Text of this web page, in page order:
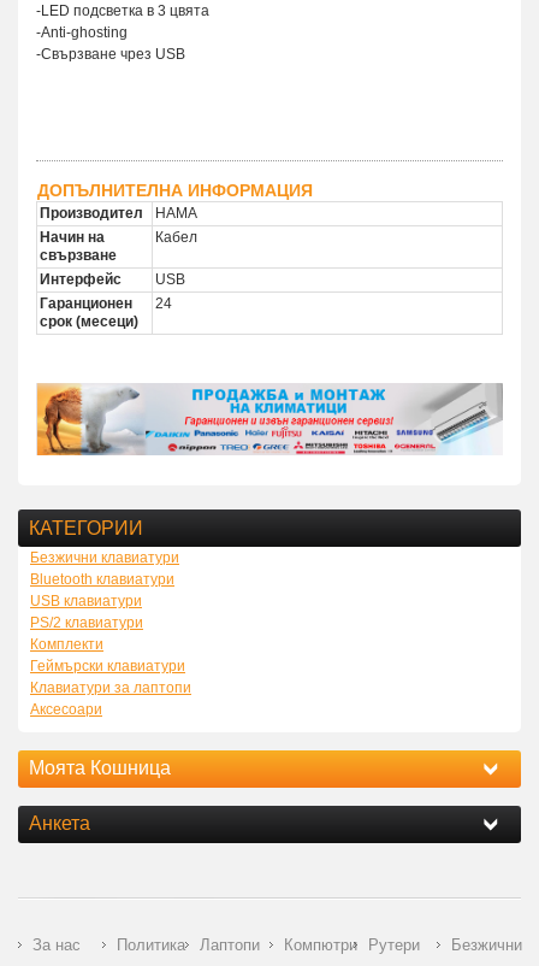
-LED подсветка в 3 цвята
-Anti-ghosting
-Свързване чрез USB
ДОПЪЛНИТЕЛНА ИНФОРМАЦИЯ
Производител
HAMA
Начин на
свързване
Кабел
Интерфейс
USB
Гаранционен
срок (месеци)
24
КАТЕГОРИИ
Безжични клавиатури
Bluetooth клавиатури
USB клавиатури
PS/2 клавиатури
Комплекти
Геймърски клавиатури
Клавиатури за лаптопи
Аксесоари
Моята Кошница
Анкета
За нас
Политика
Лаптопи
Компютри
Рутери
Безжични